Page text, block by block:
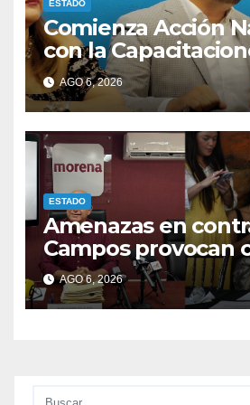
ESTADO
Comienza Acción
con la
electorales rumbo
AGO 6, 2026
ESTADO
Amenazas en
Campos provocan
entre las bancadas
de MORENA.
AGO 6, 2026